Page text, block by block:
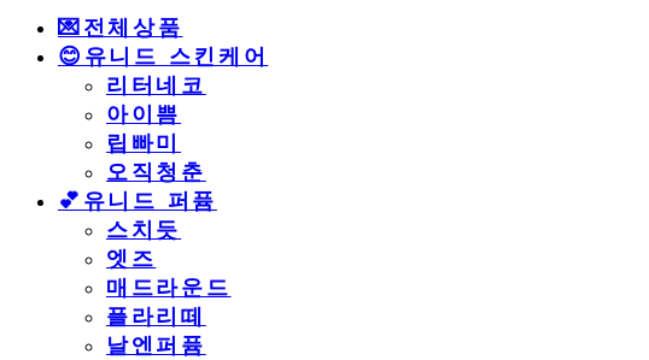
💌전체상품
😊유니드 스킨케어
리터네코
아이쁨
립빠미
오직청춘
💕유니드 퍼퓸
스치듯
엣즈
매드라운드
플라리떼
날엔퍼퓸